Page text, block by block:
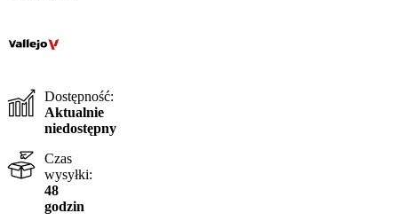
Dostępność:
Aktualnie
niedostępny
Czas
wysyłki:
48
godzin